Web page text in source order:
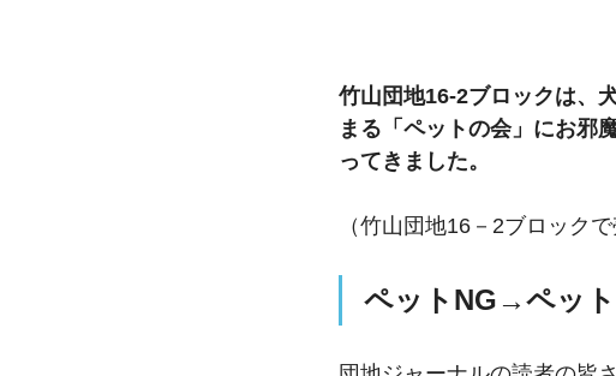
竹山団地16-2ブロックは、
まる「ペットの会」にお邪
ってきました。
（竹山団地16－2ブロック
ペットNG→ペッ